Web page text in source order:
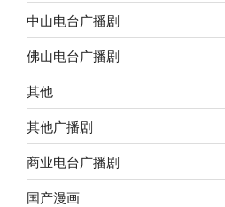
中山电台广播剧
佛山电台广播剧
其他
其他广播剧
商业电台广播剧
国产漫画